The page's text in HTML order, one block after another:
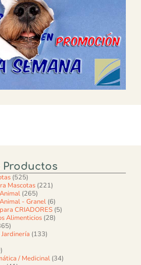
525525 productos
Mascotas 221221 productos
265265 productos
- Granel 66 productos
CRIADORES 55 productos
Alimenticios 2828 productos
365 productos
133133 productos
129 productos
/ Medicinal 3434 productos